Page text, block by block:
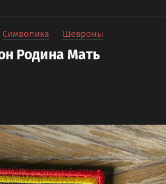
Символика Шевроны
Родина Мать